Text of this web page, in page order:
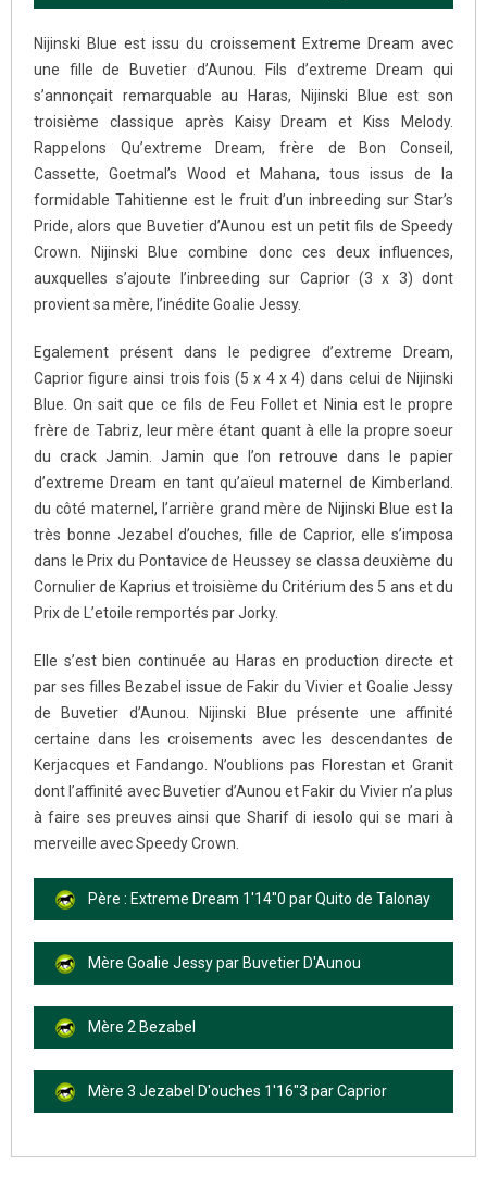
Nijinski Blue est issu du croissement Extreme Dream avec
une fille de Buvetier d’Aunou. Fils d’extreme Dream qui
s’annonçait remarquable au Haras, Nijinski Blue est son
troisième classique après Kaisy Dream et Kiss Melody.
Rappelons Qu’extreme Dream, frère de Bon Conseil,
Cassette, Goetmal’s Wood et Mahana, tous issus de la
formidable Tahitienne est le fruit d’un inbreeding sur Star’s
Pride, alors que Buvetier d’Aunou est un petit fils de Speedy
Crown. Nijinski Blue combine donc ces deux influences,
auxquelles s’ajoute l’inbreeding sur Caprior (3 x 3) dont
provient sa mère, l’inédite Goalie Jessy.
Egalement présent dans le pedigree d’extreme Dream,
Caprior figure ainsi trois fois (5 x 4 x 4) dans celui de Nijinski
Blue. On sait que ce fils de Feu Follet et Ninia est le propre
frère de Tabriz, leur mère étant quant à elle la propre soeur
du crack Jamin. Jamin que l’on retrouve dans le papier
d’extreme Dream en tant qu’aïeul maternel de Kimberland.
du côté maternel, l’arrière grand mère de Nijinski Blue est la
très bonne Jezabel d’ouches, fille de Caprior, elle s’imposa
dans le Prix du Pontavice de Heussey se classa deuxième du
Cornulier de Kaprius et troisième du Critérium des 5 ans et du
Prix de L’etoile remportés par Jorky.
Elle s’est bien continuée au Haras en production directe et
par ses filles Bezabel issue de Fakir du Vivier et Goalie Jessy
de Buvetier d’Aunou. Nijinski Blue présente une affinité
certaine dans les croisements avec les descendantes de
Kerjacques et Fandango. N’oublions pas Florestan et Granit
dont l’affinité avec Buvetier d’Aunou et Fakir du Vivier n’a plus
à faire ses preuves ainsi que Sharif di iesolo qui se mari à
merveille avec Speedy Crown.
Père : Extreme Dream 1'14''0 par Quito de Talonay
Mère Goalie Jessy par Buvetier D'Aunou
Mère 2 Bezabel
Mère 3 Jezabel D'ouches 1'16"3 par Caprior